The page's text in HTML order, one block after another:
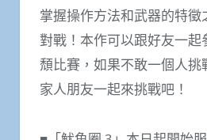
掌握操作方法和武器的特徵
對戰！本作可以跟好友一起
頹比賽，如果不敢一個人
家人朋友一起來挑戰吧！